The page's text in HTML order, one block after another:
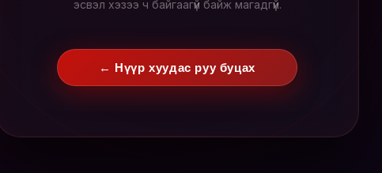
эсвэл хэзээ ч байгаагүй байж магадгүй.
← Нүүр хуудас руу буцах